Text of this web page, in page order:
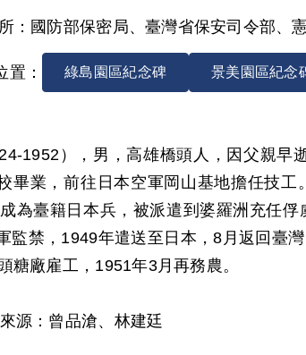
： 國防部保密局、臺灣省保安司令部、
置： 綠島園區紀念碑 景美園區紀念
1952），男，高雄橋頭人，因父親早
畢業，前往日本空軍岡山基地擔任技
為臺籍日本兵，被派遣到婆羅洲充任
監禁，1949年遣送至日本，8月返回臺
糖廠雇工，1951年3月再務農。
源：曾品滄、林建廷